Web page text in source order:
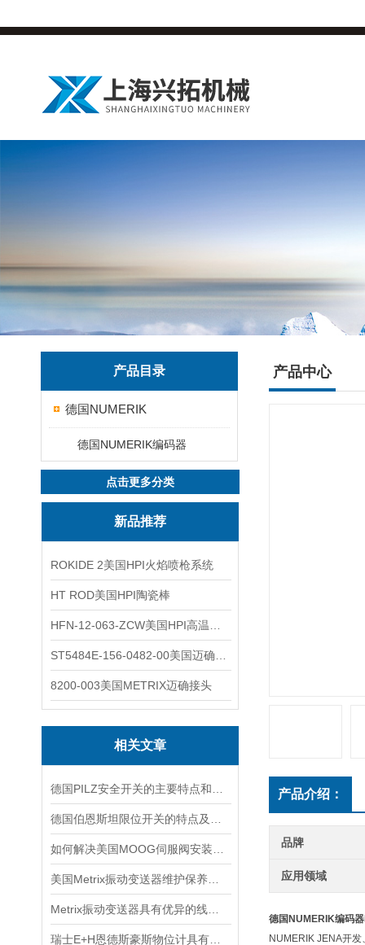
产品目录
德国NUMERIK
德国NUMERIK编码器
点击更多分类
新品推荐
ROKIDE 2美国HPI火焰喷枪系统
HT ROD美国HPI陶瓷棒
8200-003美国METRIX迈确接头
相关文章
产品中心
产品介绍：
品牌
应用领域
德国NUMERIK编码器
NUMERIK JENA开